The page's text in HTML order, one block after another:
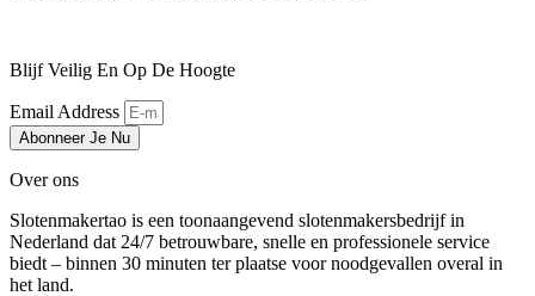
Blijf Veilig En Op De Hoogte
Email Address
Abonneer Je Nu
Over ons
Slotenmakertao is een toonaangevend slotenmakersbedrijf in
Nederland dat 24/7 betrouwbare, snelle en professionele service
biedt – binnen 30 minuten ter plaatse voor noodgevallen overal in
het land.